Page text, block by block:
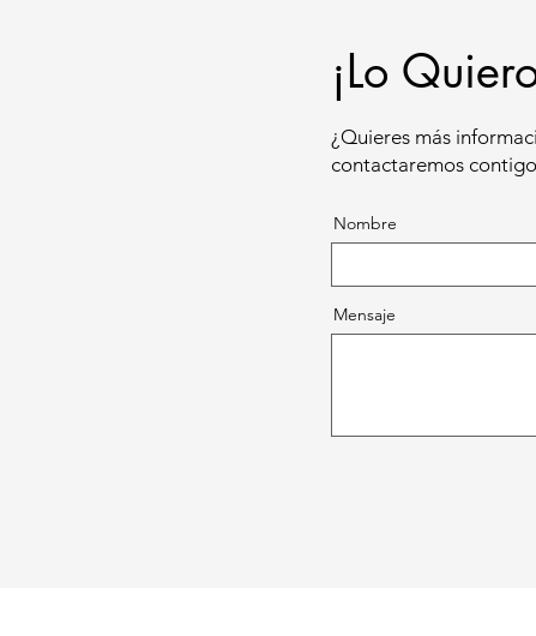
¡Lo
¿Quieres más
contactaremos
Nombre
Mensaje